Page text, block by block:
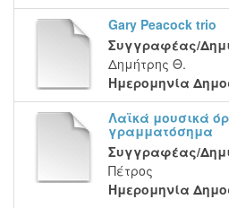
Gary Peacock trio
Συγγραφέας/
Δημήτρης Θ.
Ημερομηνία
Λαϊκά μουσικά
γραμματόσημα
Συγγραφέας/
Πέτρος
Ημερομηνία